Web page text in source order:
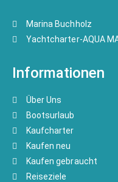
Marina Buchholz
Yachtcharter-AQUA
Informationen
Über Uns
Bootsurlaub
Kaufcharter
Kaufen neu
Kaufen gebraucht
Reiseziele